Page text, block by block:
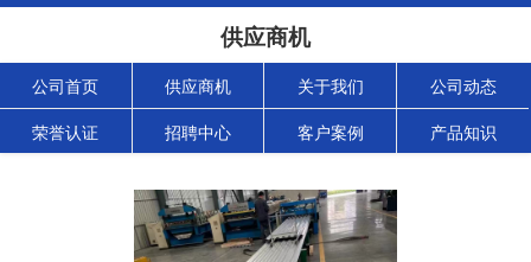
供应商机
公司首页 供应商机 关于我们 公司动态
荣誉认证 招聘中心 客户案例 产品知识